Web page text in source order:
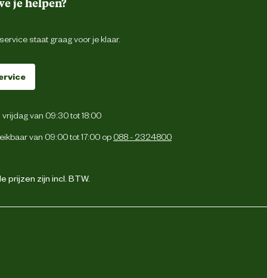
je helpen?
staat graag voor je klaar.
van 09:30 tot 18:00
van 09:00 tot 17:00 op 088 - 2324800
prijzen zijn incl. BTW.